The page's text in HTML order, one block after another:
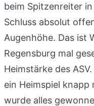
beim Spitzenreiter
Schluss absolut
Augenhöhe. Das ist
Regensburg mal
Heimstärke des
ein Heimspiel knapp
wurde alles